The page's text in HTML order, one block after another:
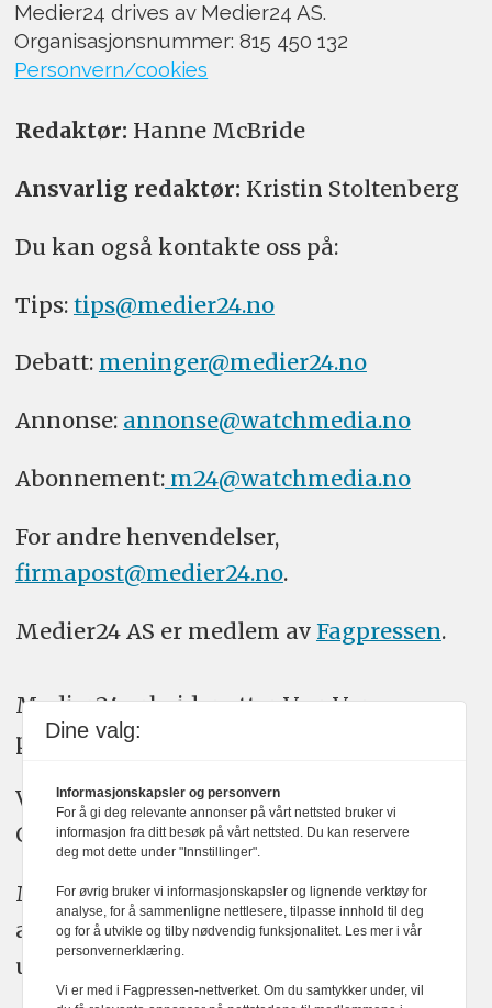
Medier24 drives av Medier24 AS.
Organisasjonsnummer: 815 450 132
Personvern/cookies
Redaktør: Hanne McBride
Ansvarlig redaktør: Kristin Stoltenberg
Du kan også kontakte oss på:
Tips: tips@medier24.no
Debatt: meninger@medier24.no
Annonse: annonse@watchmedia.no
Abonnement:m24@watchmedia.no
For andre henvendelser,
firmapost@medier24.no.
Medier24 AS er medlem av Fagpressen.
Medier24 arbeider etter Vær Varsom-
plakatens regler for god presseskikk.
Vi bruker KI-verktøy som ChatGPT,
Claude, og Gemini i journalistikken vår.
Medier24s redaksjon har alltid det fulle
ansvar for publisert innhold, med eller
uten bruk av kunstig intelligens.
Dine valg:
Informasjonskapsler og personvern
For å gi deg relevante annonser på vårt nettsted bruker vi
informasjon fra ditt besøk på vårt nettsted. Du kan reservere
deg mot dette under "Innstillinger".
For øvrig bruker vi informasjonskapsler og lignende verktøy for
analyse, for å sammenligne nettlesere, tilpasse innhold til deg
og for å utvikle og tilby nødvendig funksjonalitet. Les mer i vår
personvernerklæring.
Vi er med i Fagpressen-nettverket. Om du samtykker under, vil